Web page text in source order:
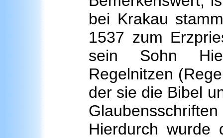
bei Krakau
1537 zum
sein Sohn
Regelnitzen
der sie die Bibel
Hierdurch wurde